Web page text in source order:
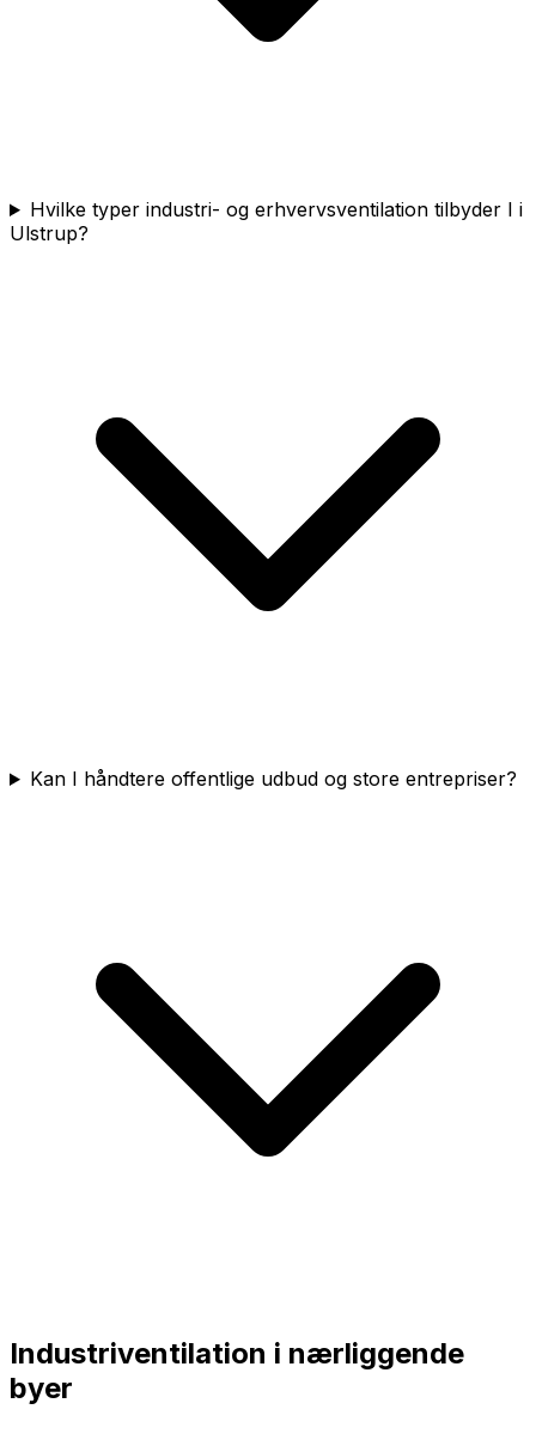
Hvilke typer industri- og erhvervsventilation tilbyder I i
Ulstrup?
Kan I håndtere offentlige udbud og store entrepriser?
Industriventilation i nærliggende
byer